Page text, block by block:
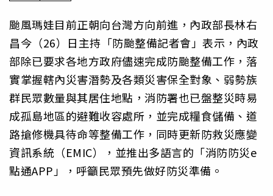
颱風瑪娃目前正朝向台灣方向前進，內政部長林右
昌今（26）日主持「防颱整備記者會」表示，內政
部除已要求各地方政府儘速完成防颱整備工作，落
實掌握轄內災害潛勢及各類災害保全對象、弱勢族
群民眾數量與其居住地點，消防署也已盤整災時易
成孤島地區的避難收容處所，並完成糧食儲備、道
路搶修機具待命等整備工作，同時更新防救災應變
資訊系統（EMIC），並推出多語言的「消防防災e
點通APP」，呼籲民眾預先做好防災準備。